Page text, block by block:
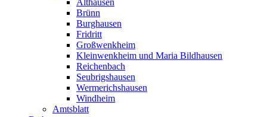
Althausen
Brünn
Burghausen
Fridritt
Großwenkheim
Kleinwenkheim und Maria Bildhausen
Reichenbach
Seubrigshausen
Wermerichshausen
Windheim
Amtsblatt